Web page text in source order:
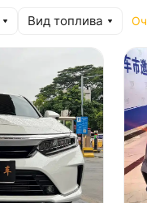
Вид топлива